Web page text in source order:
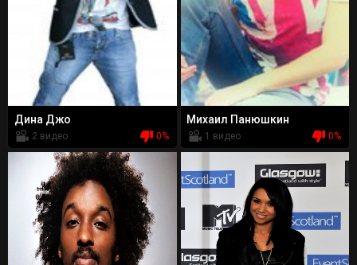
Дина Джо
2 видео 0%
Михаил Панюшкин
1 видео 0%